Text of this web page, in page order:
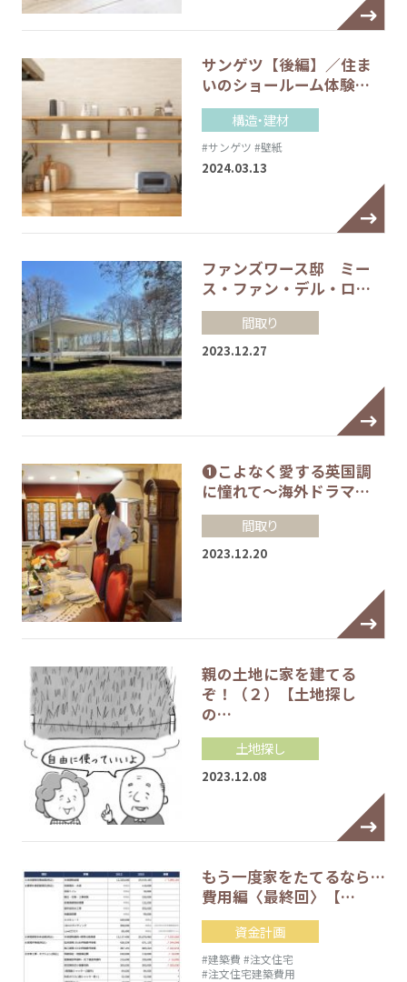
サンゲツ【後編】／住ま
いのショールーム体験…
構造・建材
#サンゲツ #壁紙
2024.03.13
ファンズワース邸 ミー
ス・ファン・デル・ロ…
間取り
2023.12.27
❶こよなく愛する英国調
に憧れて～海外ドラマ…
間取り
2023.12.20
親の土地に家を建てる
ぞ！（２）【土地探し
の…
土地探し
2023.12.08
もう一度家をたてるなら…
費用編〈最終回〉【…
資金計画
#建築費 #注文住宅
#注文住宅建築費用